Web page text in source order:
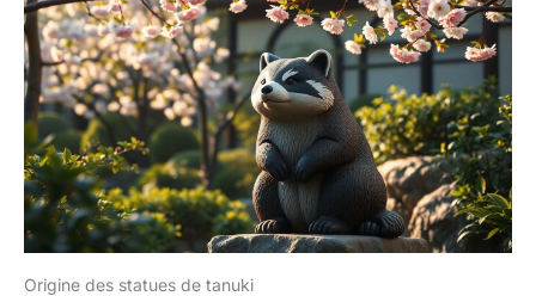
Origine des statues de tanuki